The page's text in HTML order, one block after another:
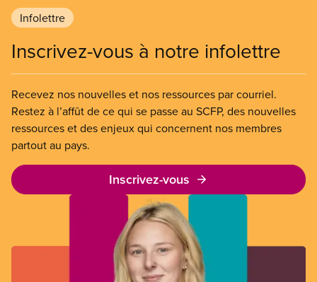
Infolettre
Inscrivez-vous à notre infolettre
Recevez nos nouvelles et nos ressources par courriel.
Restez à l’affût de ce qui se passe au SCFP, des nouvelles
ressources et des enjeux qui concernent nos membres
partout au pays.
Inscrivez-vous